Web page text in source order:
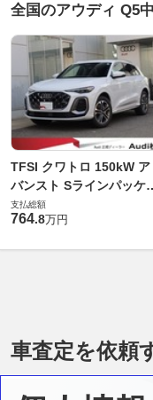
全国のアウディ Q5
TFSI クワトロ 150kW ア
バンスト Sラインパッケ
ジ 4WD
支払総額
764.8万円
車査定を依頼